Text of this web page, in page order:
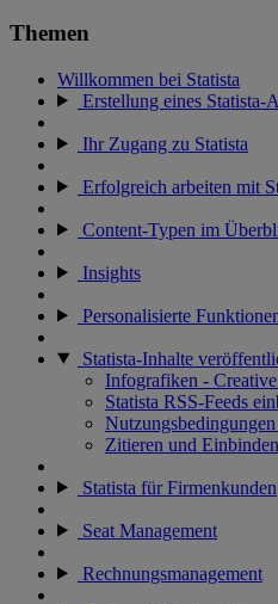
Themen
Willkommen bei Statista
Erstellung eines Statista-
Ihr Zugang zu Statista
Erfolgreich arbeiten mit
Content-Typen im
Insights
Personalisierte
Statista-Inhalte
Infografiken -
Statista RSS-Feeds
Zitieren und Einbinden
Statista für Firmenkunden
Seat Management
Rechnungsmanagement